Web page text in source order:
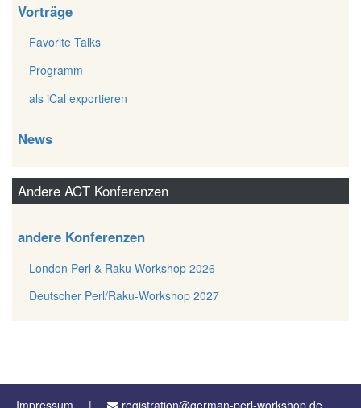
Vorträge
Favorite Talks
Programm
als iCal exportieren
News
Andere ACT Konferenzen
andere Konferenzen
London Perl & Raku Workshop 2026
Deutscher Perl/Raku-Workshop 2027
Impressum registration@german-perl-workshop.de